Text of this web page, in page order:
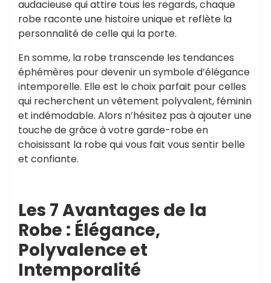
audacieuse qui attire tous les regards, chaque
robe raconte une histoire unique et reflète la
personnalité de celle qui la porte.
En somme, la robe transcende les tendances
éphémères pour devenir un symbole d’élégance
intemporelle. Elle est le choix parfait pour celles
qui recherchent un vêtement polyvalent, féminin
et indémodable. Alors n’hésitez pas à ajouter une
touche de grâce à votre garde-robe en
choisissant la robe qui vous fait vous sentir belle
et confiante.
Les 7 Avantages de la
Robe : Élégance,
Polyvalence et
Intemporalité